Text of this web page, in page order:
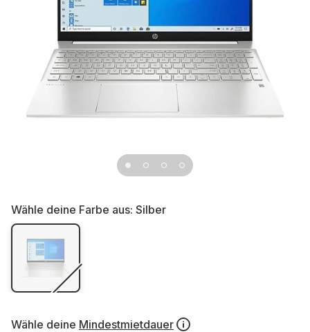
Wähle deine Farbe aus: Silber
Wähle deine Mindestmietdauer